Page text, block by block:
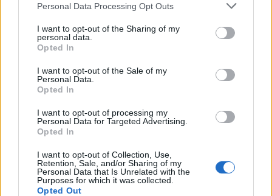
Personal Data Processing Opt Outs
I want to opt-out of the Sharing of my
personal data.
Opted In
I want to opt-out of the Sale of my
Personal Data.
Opted In
I want to opt-out of processing my
Personal Data for Targeted Advertising.
Opted In
I want to opt-out of Collection, Use,
Retention, Sale, and/or Sharing of my
Personal Data that Is Unrelated with the
Purposes for which it was collected.
Opted Out